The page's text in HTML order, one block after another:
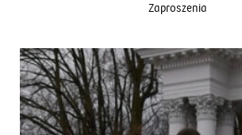
Zaproszenia